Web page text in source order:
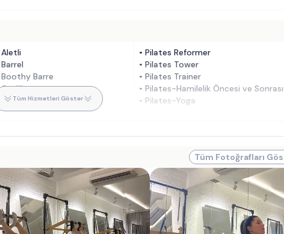
Barre
• Pilates Reformer
• Pilates Tower
• Pilates Trainer
• Pilates-Hamilelik Öncesi ve Sonrası
• Pilates-Yoga
Tüm Hizmetleri Göster
Tüm Fotoğrafları